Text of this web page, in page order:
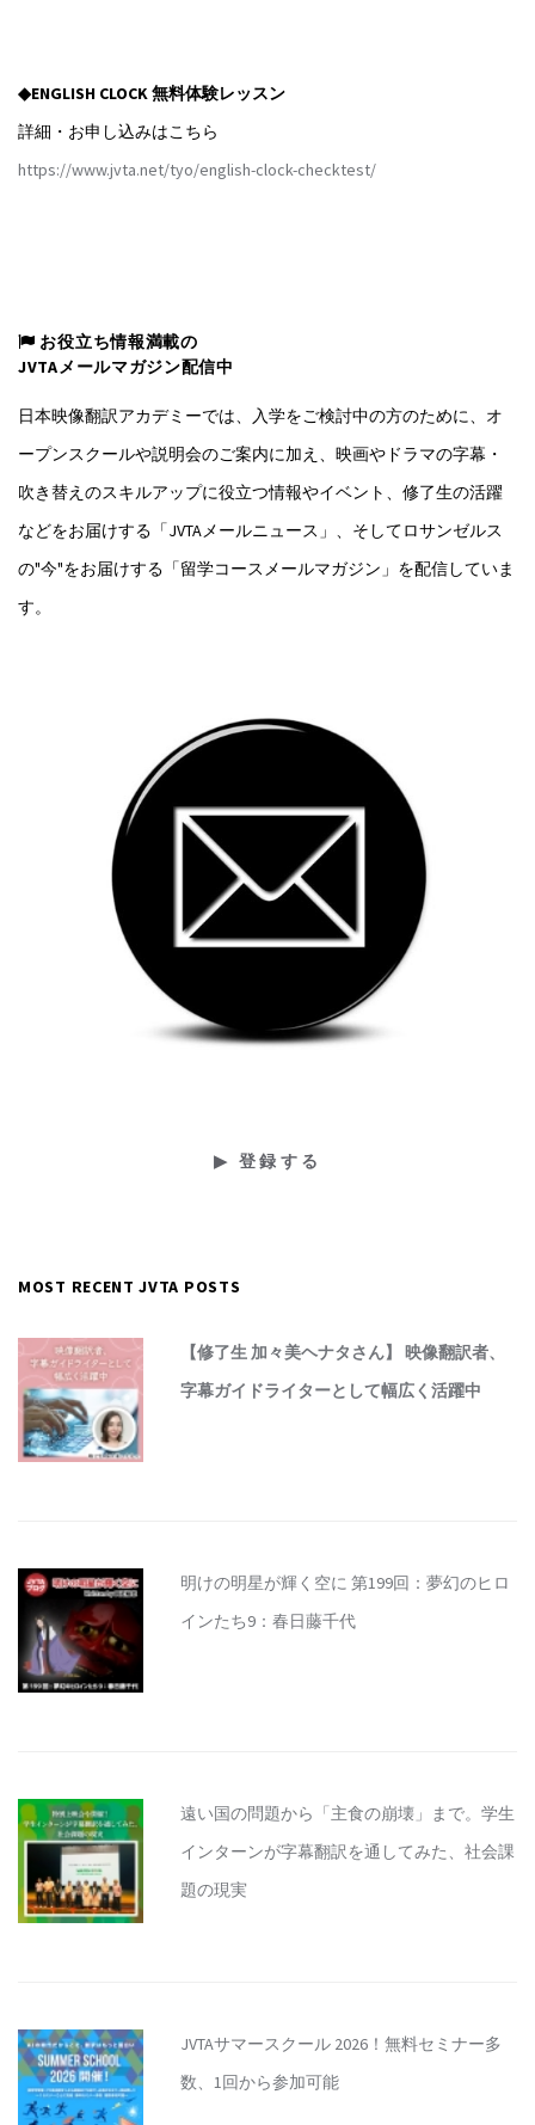
◆ENGLISH CLOCK 無料体験レッスン
詳細・お申し込みはこちら
https://www.jvta.net/tyo/english-clock-checktest/
お役立ち情報満載の
JVTAメールマガジン配信中
日本映像翻訳アカデミーでは、入学をご検討中の方のために、オ
ープンスクールや説明会のご案内に加え、映画やドラマの字幕・
吹き替えのスキルアップに役立つ情報やイベント、修了生の活躍
などをお届けする「JVTAメールニュース」、そしてロサンゼルス
の"今"をお届けする「留学コースメールマガジン」を配信していま
す。
MOST RECENT JVTA POSTS
【修了生 加々美ヘナタさん】 映像翻訳者、
字幕ガイドライターとして幅広く活躍中
明けの明星が輝く空に 第199回：夢幻のヒロ
インたち9：春日藤千代
遠い国の問題から「主食の崩壊」まで。学生
インターンが字幕翻訳を通してみた、社会課
題の現実
JVTAサマースクール 2026！無料セミナー多
数、1回から参加可能